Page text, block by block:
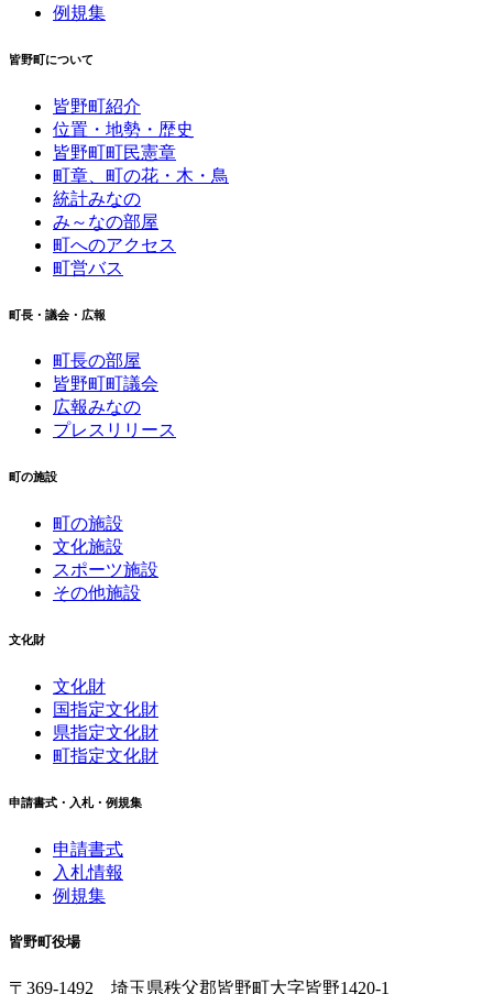
例規集
皆野町について
皆野町紹介
位置・地勢・歴史
皆野町町民憲章
町章、町の花・木・鳥
統計みなの
み～なの部屋
町へのアクセス
町営バス
町長・議会・広報
町長の部屋
皆野町町議会
広報みなの
プレスリリース
町の施設
町の施設
文化施設
スポーツ施設
その他施設
文化財
文化財
国指定文化財
県指定文化財
町指定文化財
申請書式・入札・例規集
申請書式
入札情報
例規集
皆野町役場
〒369-1492 埼玉県秩父郡皆野町大字皆野1420-1